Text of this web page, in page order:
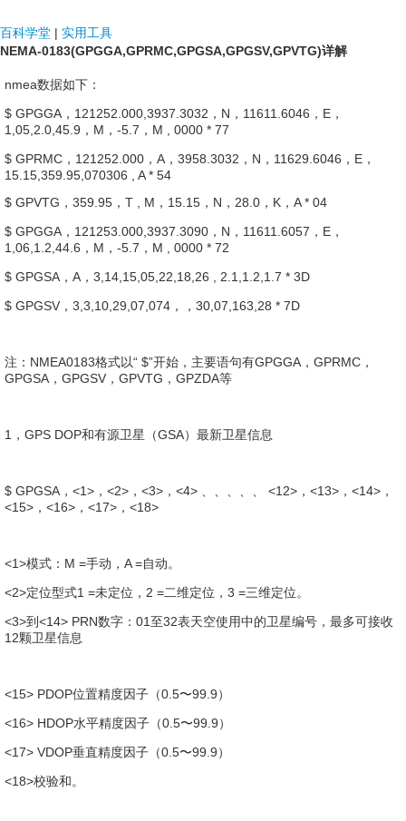
百科学堂 | 实用工具
NEMA-0183(GPGGA,GPRMC,GPGSA,GPGSV,GPVTG)详解
nmea数据如下：
$ GPGGA，121252.000,3937.3032，N，11611.6046，E，
1,05,2.0,45.9，M，-5.7，M , 0000 * 77
$ GPRMC，121252.000，A，3958.3032，N，11629.6046，E，
15.15,359.95,070306 , A * 54
$ GPVTG，359.95，T , M，15.15，N，28.0，K，A * 04
$ GPGGA，121253.000,3937.3090，N，11611.6057，E，
1,06,1.2,44.6，M，-5.7，M , 0000 * 72
$ GPGSA，A，3,14,15,05,22,18,26 , 2.1,1.2,1.7 * 3D
$ GPGSV，3,3,10,29,07,074，，30,07,163,28 * 7D
注：NMEA0183格式以“ $”开始，主要语句有GPGGA，GPRMC，
GPGSA，GPGSV，GPVTG，GPZDA等
1，GPS DOP和有源卫星（GSA）最新卫星信息
$ GPGSA，<1>，<2>，<3>，<4> 、、、、、 <12>，<13>，<14>，
<15>，<16>，<17>，<18>
<1>模式：M =手动，A =自动。
<2>定位型式1 =未定位，2 =二维定位，3 =三维定位。
<3>到<14> PRN数字：01至32表天空使用中的卫星编号，最多可接收
12颗卫星信息
<15> PDOP位置精度因子（0.5〜99.9）
<16> HDOP水平精度因子（0.5〜99.9）
<17> VDOP垂直精度因子（0.5〜99.9）
<18>校验和。